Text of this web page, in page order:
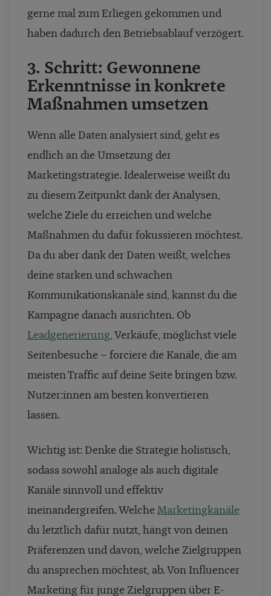
gerne mal zum Erliegen gekommen und
haben dadurch den Betriebsablauf verzögert.
3. Schritt: Gewonnene
Erkenntnisse in konkrete
Maßnahmen umsetzen
Wenn alle Daten analysiert sind, geht es
endlich an die Umsetzung der
Marketingstrategie. Idealerweise weißt du
zu diesem Zeitpunkt dank der Analysen,
welche Ziele du erreichen und welche
Maßnahmen du dafür fokussieren möchtest.
Da du aber dank der Daten weißt, welches
deine starken und schwachen
Kommunikationskanäle sind, kannst du die
Kampagne danach ausrichten. Ob
Leadgenerierung, Verkäufe, möglichst viele
Seitenbesuche – forciere die Kanäle, die am
meisten Traffic auf deine Seite bringen bzw.
Nutzer:innen am besten konvertieren
lassen.
Wichtig ist: Denke die Strategie holistisch,
sodass sowohl analoge als auch digitale
Kanäle sinnvoll und effektiv
ineinandergreifen. Welche Marketingkanäle
du letztlich dafür nutzt, hängt von deinen
Präferenzen und davon, welche Zielgruppen
du ansprechen möchtest, ab. Von Influencer
Marketing für junge Zielgruppen über E-